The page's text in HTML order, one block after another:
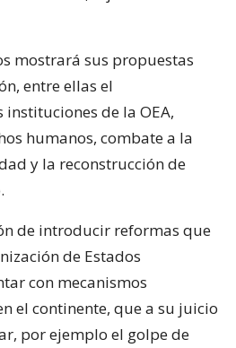
mostrará sus propuestas
entre ellas el
de la OEA,
humanos, combate a la
y la reconstrucción de
de introducir reformas que
de Estados
con mecanismos
el continente, que a su juicio
por ejemplo el golpe de